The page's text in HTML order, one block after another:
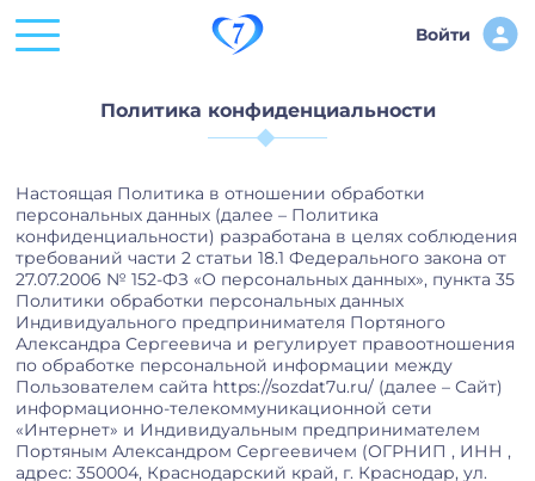
Войти
Политика конфиденциальности
Настоящая Политика в отношении обработки
персональных данных (далее – Политика
конфиденциальности) разработана в целях соблюдения
требований части 2 статьи 18.1 Федерального закона от
27.07.2006 № 152-ФЗ «О персональных данных», пункта 35
Политики обработки персональных данных
Индивидуального предпринимателя Портяного
Александра Сергеевича и регулирует правоотношения
по обработке персональной информации между
Пользователем сайта https://sozdat7u.ru/ (далее – Сайт)
информационно-телекоммуникационной сети
«Интернет» и Индивидуальным предпринимателем
Портяным Александром Сергеевичем (ОГРНИП , ИНН ,
адрес: 350004, Краснодарский край, г. Краснодар, ул.